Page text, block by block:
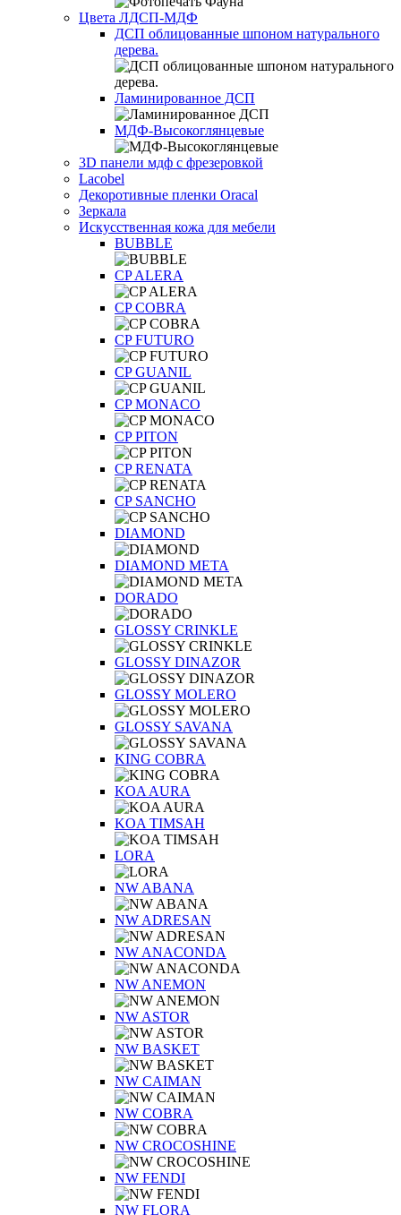
Цвета ЛДСП-МДФ
ДСП облицованные шпоном натурального
дерева.
Ламинированное ДСП
МДФ-Высокоглянцевые
3D панели мдф с фрезеровкой
Lacobel
Декоротивные пленки Oracal
Зеркала
Искусственная кожа для мебели
BUBBLE
CP ALERA
CP COBRA
CP FUTURO
CP GUANIL
CP MONACO
CP PITON
CP RENATA
CP SANCHO
DIAMOND
DIAMOND META
DORADO
GLOSSY CRINKLE
GLOSSY DINAZOR
GLOSSY MOLERO
GLOSSY SAVANA
KING COBRA
KOA AURA
KOA TIMSAH
LORA
NW ABANA
NW ADRESAN
NW ANACONDA
NW ANEMON
NW ASTOR
NW BASKET
NW CAIMAN
NW COBRA
NW CROCOSHINE
NW FENDI
NW FLORA